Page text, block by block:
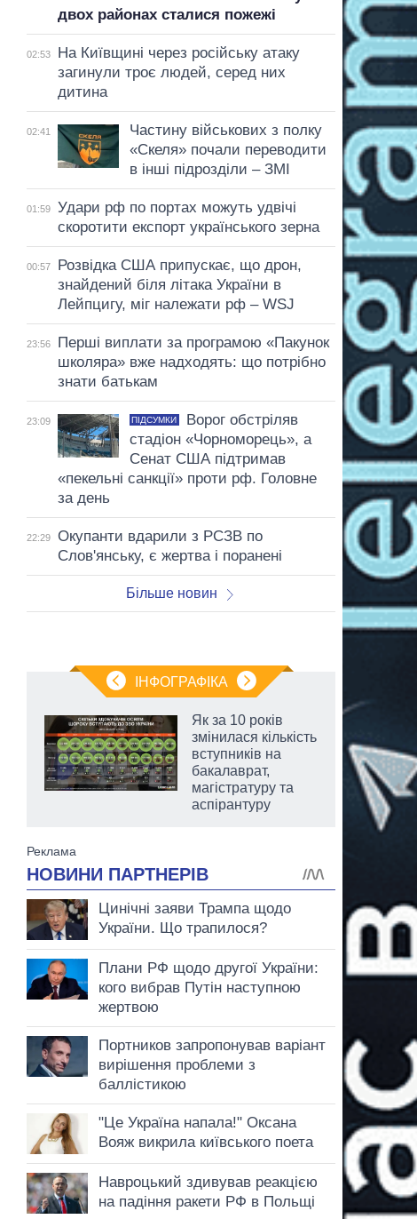
двох районах сталися пожежі
02:53
На Київщині через російську атаку
загинули троє людей, серед них
дитина
02:41
Частину військових з полку
«Скеля» почали переводити
в інші підрозділи – ЗМІ
01:59
Удари рф по портах можуть удвічі
скоротити експорт українського зерна
00:57
Розвідка США припускає, що дрон,
знайдений біля літака України в
Лейпцигу, міг належати рф – WSJ
23:56
Перші виплати за програмою «Пакунок
школяра» вже надходять: що потрібно
знати батькам
23:09 ПІДСУМКИ
Ворог обстріляв
стадіон «Чорноморець», а
Сенат США підтримав
«пекельні санкції» проти рф. Головне
за день
22:29
Окупанти вдарили з РСЗВ по
Слов'янську, є жертва і поранені
Більше новин
ІНФОГРАФІКА
Як за 10 років
змінилася кількість
вступників на
бакалаврат,
магістратуру та
аспірантуру